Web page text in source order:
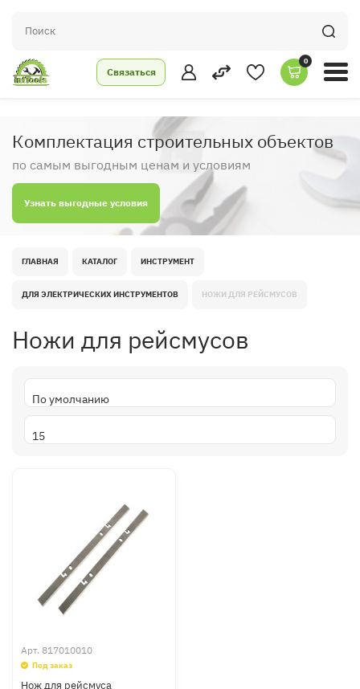
Связаться
0
Комплектация строительных объектов
по самым выгодным ценам и условиям
Узнать выгодные условия
ГЛАВНАЯ КАТАЛОГ ИНСТРУМЕНТ
ДЛЯ ЭЛЕКТРИЧЕСКИХ ИНСТРУМЕНТОВ НОЖИ ДЛЯ РЕЙСМУСОВ
Ножи для рейсмусов
Арт. 817010010
Под заказ
Нож для рейсмуса